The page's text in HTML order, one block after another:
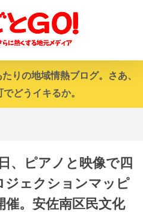
りの地域情熱ブログ。さあ、
どうイキるか。
、ピアノと映像で四
ジェクションマッピ
。安佐南区民文化